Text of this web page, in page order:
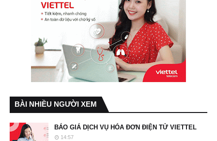
BÀI NHIỀU NGƯỜI XEM
BÁO GIÁ DỊCH VỤ HÓA ĐƠN ĐIỆN TỬ VIETTEL
14:57